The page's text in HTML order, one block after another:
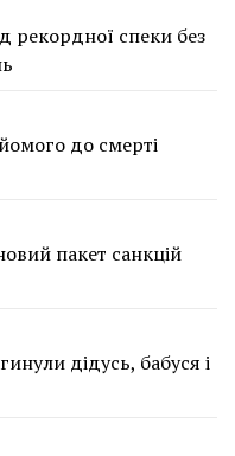
рекордної спеки без
до смерті
пакет санкцій
дідусь, бабуся і